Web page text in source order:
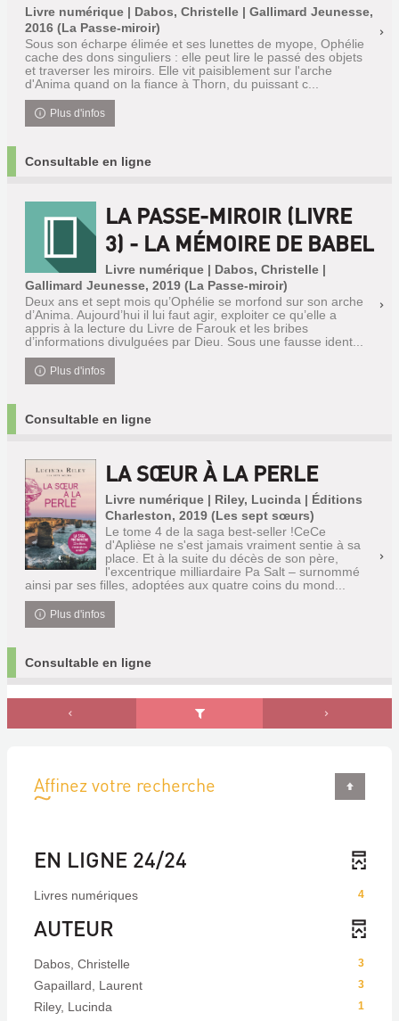
Livre numérique | Dabos, Christelle | Gallimard Jeunesse,
2016 (La Passe-miroir)
Sous son écharpe élimée et ses lunettes de myope, Ophélie
cache des dons singuliers : elle peut lire le passé des objets
et traverser les miroirs. Elle vit paisiblement sur l'arche
d'Anima quand on la fiance à Thorn, du puissant c...
Plus d'infos
Consultable en ligne
LA PASSE-MIROIR (LIVRE
3) - LA MÉMOIRE DE BABEL
Livre numérique | Dabos, Christelle |
Gallimard Jeunesse, 2019 (La Passe-miroir)
Deux ans et sept mois qu’Ophélie se morfond sur son arche
d’Anima. Aujourd’hui il lui faut agir, exploiter ce qu’elle a
appris à la lecture du Livre de Farouk et les bribes
d’informations divulguées par Dieu. Sous une fausse ident...
Plus d'infos
Consultable en ligne
LA SŒUR À LA PERLE
Livre numérique | Riley, Lucinda | Éditions
Charleston, 2019 (Les sept sœurs)
Le tome 4 de la saga best-seller !CeCe
d'Aplièse ne s'est jamais vraiment sentie à sa
place. Et à la suite du décès de son père,
l'excentrique milliardaire Pa Salt – surnommé
ainsi par ses filles, adoptées aux quatre coins du mond...
Plus d'infos
Consultable en ligne
Affinez votre recherche
EN LIGNE 24/24
4
Livres numériques
AUTEUR
3
Dabos, Christelle
3
Gapaillard, Laurent
1
Riley, Lucinda